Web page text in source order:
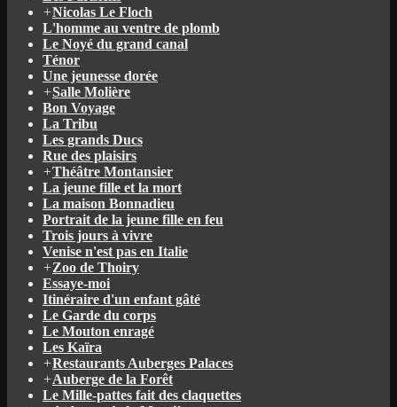
+Nicolas Le Floch
L'homme au ventre de plomb
Le Noyé du grand canal
Ténor
Une jeunesse dorée
+Salle Molière
Bon Voyage
La Tribu
Les grands Ducs
Rue des plaisirs
+Théâtre Montansier
La jeune fille et la mort
La maison Bonnadieu
Portrait de la jeune fille en feu
Trois jours à vivre
Venise n'est pas en Italie
+Zoo de Thoiry
Essaye-moi
Itinéraire d'un enfant gâté
Le Garde du corps
Le Mouton enragé
Les Kaïra
+Restaurants Auberges Palaces
+Auberge de la Forêt
Le Mille-pattes fait des claquettes